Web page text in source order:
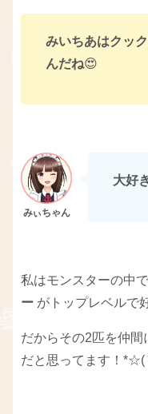
みいちあはクッ
んだね😍
大好
私はモンスターの中
ー がトップレベルで
だからその2匹を仲間
だと思ってます！*☆(